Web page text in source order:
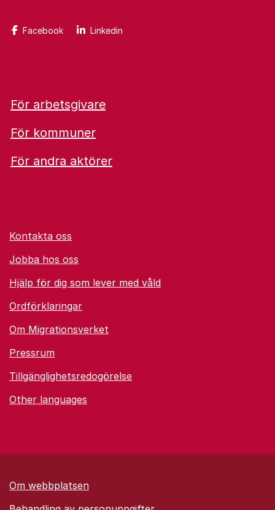
Facebook Linkedin
För arbetsgivare
För kommuner
För andra aktörer
Kontakta oss
Jobba hos oss
Hjälp för dig som lever med våld
Ordförklaringar
Om Migrationsverket
Pressrum
Tillgänglighetsredogörelse
Other languages
Om webbplatsen